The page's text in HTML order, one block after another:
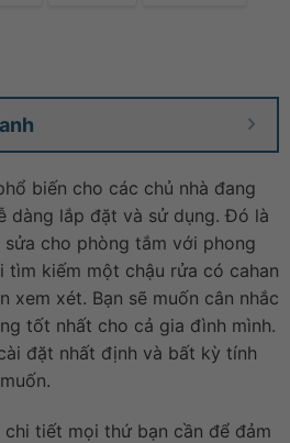
biến cho các chủ nhà đang
dàng lắp đặt và sử dụng. Đó là
cho phòng tắm với phong
tìm kiếm một chậu rửa có cahan
xem xét. Bạn sẽ muốn cân nhắc
tốt nhất cho cả gia đình mình.
đặt nhất định và bất kỳ tính
tiết mọi thứ bạn cần để đảm